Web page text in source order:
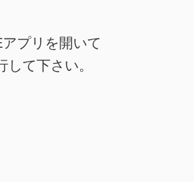
アプリを開いて
して下さい。